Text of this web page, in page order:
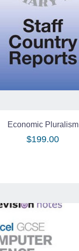
Economic Pluralism
$199.00